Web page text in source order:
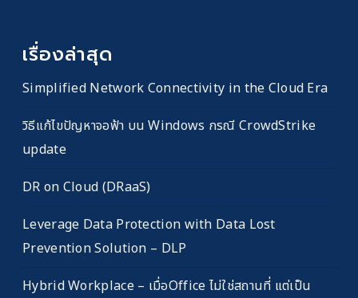
เรื่องล่าสุด
Simplified Network Connectivity in the Cloud Era
วิธีแก้ไขปัญหาจอฟ้า บน Windows กรณี CrowdStrike
update
DR on Cloud (DRaaS)
Leverage Data Protection with Data Lost
Prevention Solution – DLP
Hybrid Workplace – เมื่อOffice ไม่ใช่สถานที่ แต่เป็น